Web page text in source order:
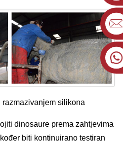
razmazivanjem silikona
dinosaure prema zahtjevima
biti kontinuirano testiran